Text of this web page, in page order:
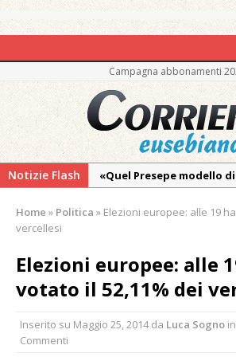
Campagna abbonamenti
Notizie Flash
«Quel Presepe modello di
Ringraziamento:
Quel giardino davanti
otto soggetti autistici in
Dopo caldo e incendi, il
Home » Politica » Elezioni europee: alle 19
vercellesi
Elezioni europee: alle
votato il 52,11% dei
Inserito su Maggio 25, 2014da Luca Sogno in
Commenti